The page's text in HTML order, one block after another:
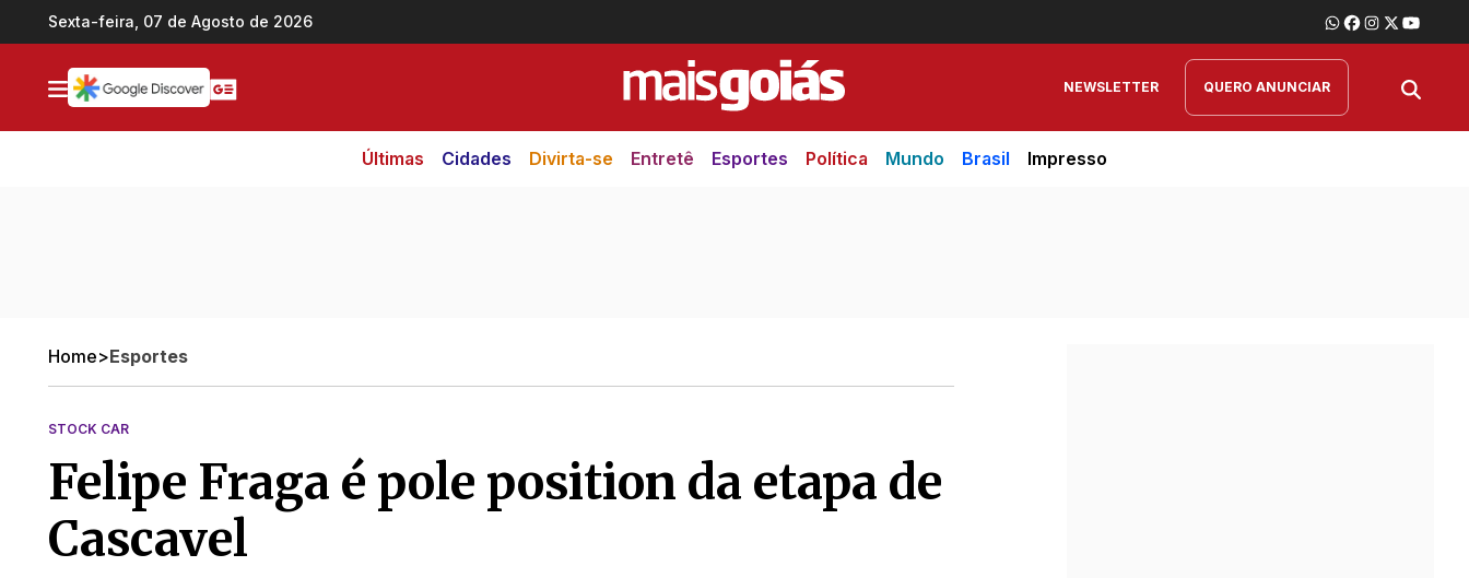
Ir direto pro conteúdo
Sexta-feira, 07 de Agosto de 2026
NEWSLETTER QUERO ANUNCIAR
Últimas Cidades Divirta-se Entretê Esportes Política Mundo Brasil Impresso
Home>Esportes
STOCK CAR
Felipe Fraga é pole position da etapa de
Cascavel